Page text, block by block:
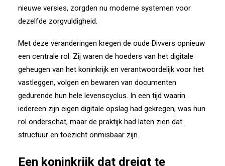
nieuwe versies, zorgden nu moderne systemen voor
dezelfde zorgvuldigheid.
Met deze veranderingen kregen de oude Divvers opnieuw
een centrale rol. Zij waren de hoeders van het digitale
geheugen van het koninkrijk en verantwoordelijk voor het
vastleggen, volgen en bewaren van documenten
gedurende hun hele levenscyclus. In een tijd waarin
iedereen zijn eigen digitale opslag had gekregen, was hun
rol onderschat, maar de praktijk had laten zien dat
structuur en toezicht onmisbaar zijn.
Een koninkrijk dat dreigt te